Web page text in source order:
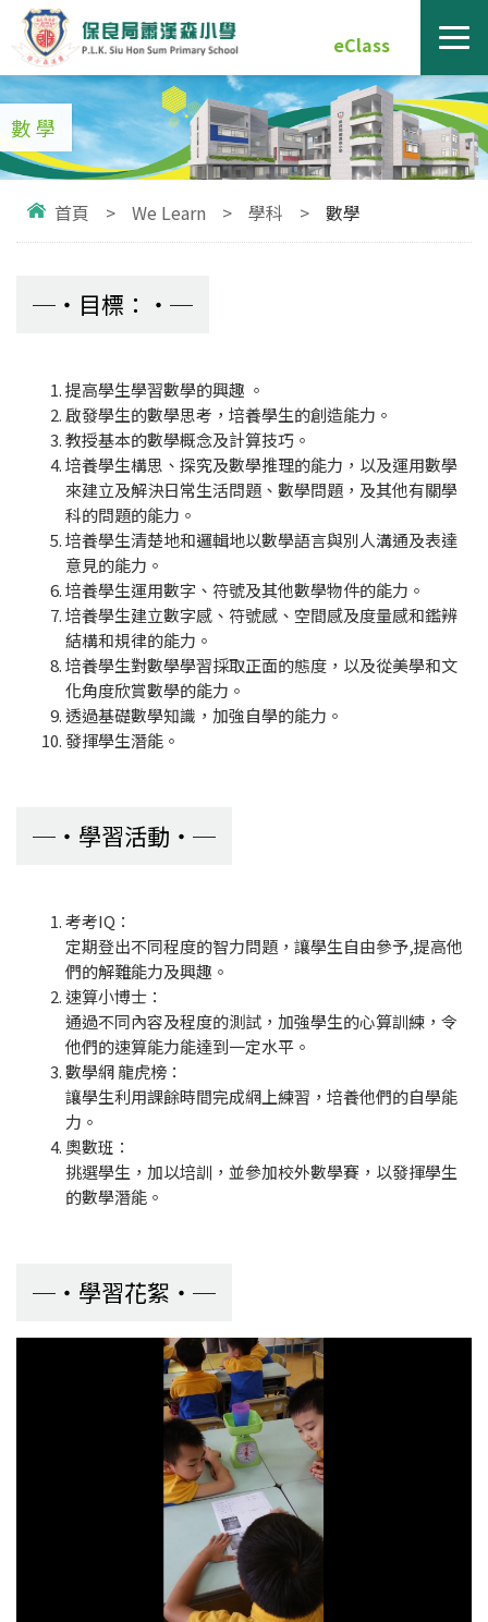
eClass
數學
首頁 > We Learn > 學科 > 數學
目標：
提高學生學習數學的興趣 。
啟發學生的數學思考，培養學生的創造能力。
教授基本的數學概念及計算技巧。
培養學生構思、探究及數學推理的能力，以及運用數學
來建立及解決日常生活問題、數學問題，及其他有關學
科的問題的能力。
培養學生清楚地和邏輯地以數學語言與別人溝通及表達
意見的能力。
培養學生運用數字、符號及其他數學物件的能力。
培養學生建立數字感、符號感、空間感及度量感和鑑辨
結構和規律的能力。
培養學生對數學學習採取正面的態度，以及從美學和文
化角度欣賞數學的能力。
透過基礎數學知識，加強自學的能力。
發揮學生潛能。
學習活動
考考IQ：
定期登出不同程度的智力問題，讓學生自由參予,提高他
們的解難能力及興趣。
速算小博士：
通過不同內容及程度的測試，加強學生的心算訓練，令
他們的速算能力能達到一定水平。
數學網 龍虎榜：
讓學生利用課餘時間完成網上練習，培養他們的自學能
力。
奧數班：
挑選學生，加以培訓，並參加校外數學賽，以發揮學生
的數學潛能。
學習花絮